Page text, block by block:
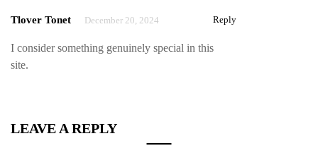
Tlover Tonet December 20, 2024 Reply
I consider something genuinely special in this
site.
LEAVE A REPLY